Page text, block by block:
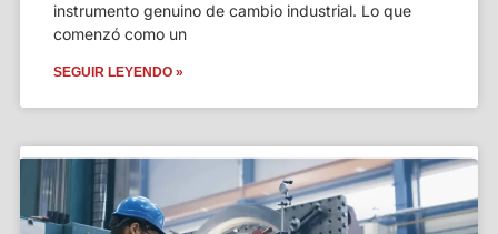
instrumento genuino de cambio industrial. Lo que
comenzó como un
SEGUIR LEYENDO »